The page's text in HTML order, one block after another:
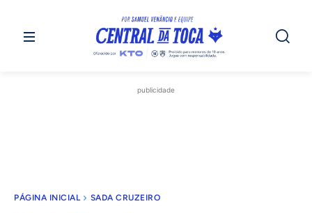
publicidade
PÁGINA INICIAL SADA CRUZEIRO